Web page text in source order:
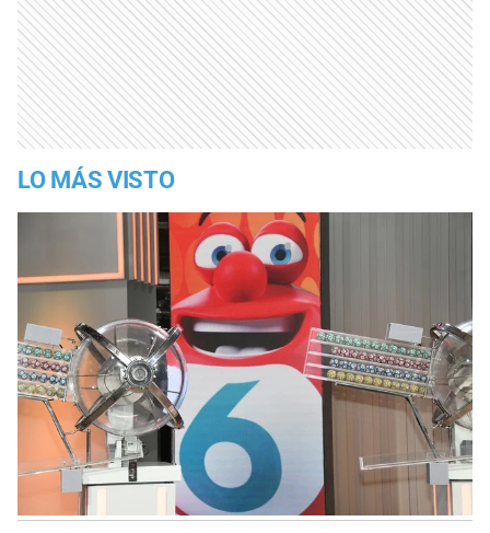
LO MÁS VISTO